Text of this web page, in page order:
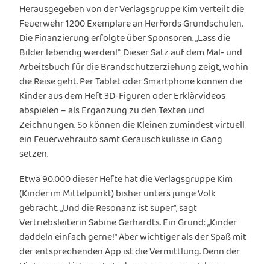
Herausgegeben von der Verlagsgruppe Kim verteilt die
Feuerwehr 1200 Exemplare an Herfords Grundschulen.
Die Finanzierung erfolgte über Sponsoren. „Lass die
Bilder lebendig werden!'“ Dieser Satz auf dem Mal- und
Arbeitsbuch für die Brandschutzerziehung zeigt, wohin
die Reise geht. Per Tablet oder Smartphone können die
Kinder aus dem Heft 3D-Figuren oder Erklärvideos
abspielen – als Ergänzung zu den Texten und
Zeichnungen. So können die Kleinen zumindest virtuell
ein Feuerwehrauto samt Geräuschkulisse in Gang
setzen.
Etwa 90.000 dieser Hefte hat die Verlagsgruppe Kim
(Kinder im Mittelpunkt) bisher unters junge Volk
gebracht. „Und die Resonanz ist super“, sagt
Vertriebsleiterin Sabine Gerhardts. Ein Grund: „Kinder
daddeln einfach gerne!“ Aber wichtiger als der Spaß mit
der entsprechenden App ist die Vermittlung. Denn der